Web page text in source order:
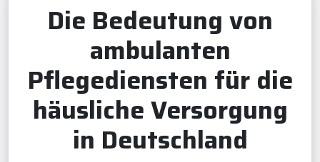
Die Bedeutung von
ambulanten
Pflegediensten für die
häusliche Versorgung
in Deutschland